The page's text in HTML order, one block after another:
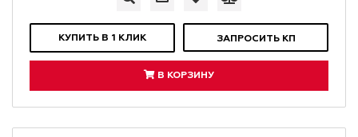
КУПИТЬ В 1 КЛИК ЗАПРОСИТЬ КП
В КОРЗИНУ